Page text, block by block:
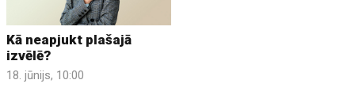
Kā neapjukt plašajā
izvēlē?
18. jūnijs, 10:00